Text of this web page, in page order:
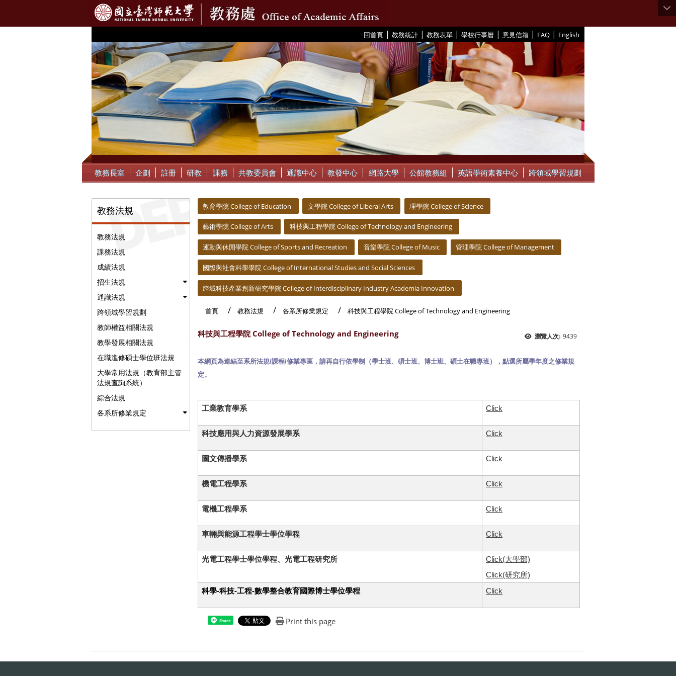
回首頁 | 教務統計 | 教務表單 | 學校行事曆 | 意見信箱 | FAQ | English
::: 教務長室 企劃 註冊 研教 課務 共教委員會 通識中心 教發中心 網路大學 公館教務組 英語學術素養中心 跨領域學習規劃
教務法規
教務法規
課務法規
成績法規
招生法規
通識法規
跨領域學習規劃
教師權益相關法規
教學發展相關法規
在職進修碩士學位班法規
大學常用法規（教育部主管
法規查詢系統）
綜合法規
各系所修業規定
教育學院 College of Education 文學院 College of Liberal Arts 理學院 College of Science
藝術學院 College of Arts 科技與工程學院 College of Technology and Engineering
運動與休閒學院 College of Sports and Recreation 音樂學院 College of Music 管理學院 College of Management
國際與社會科學學院 College of International Studies and Social Sciences
跨域科技產業創新研究學院 College of Interdisciplinary Industry Academia Innovation
首頁 教務法規 各系所修業規定 科技與工程學院 College of Technology and Engineering
瀏覽人次: 9439
科技與工程學院 College of Technology and Engineering
本網頁為連結至系所法規/課程/修業專區，請再自行依學制（學士班、碩士班、博士班、碩士在職專班），點選所屬學年度之修業規
定。
工業教育學系 Click
科技應用與人力資源發展學系 Click
圖文傳播學系 Click
機電工程學系 Click
電機工程學系 Click
車輛與能源工程學士學位學程 Click
光電工程學士學位學程、光電工程研究所
Click(大學部)
Click(研究所)
科學-科技-工程-數學整合教育國際博士學位學程 Click
Share Print this page